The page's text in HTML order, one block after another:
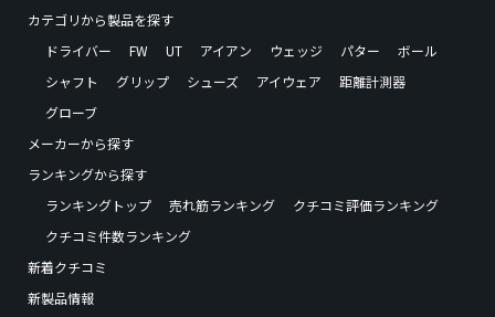
カテゴリから製品を探す
ドライバー
FW UT アイアン ウェッジ パター
ボール
シャフト
グリップ シューズ アイウェア
距離計測器
グローブ
メーカーから探す
ランキングから探す
ランキングトップ
売れ筋ランキング
クチコミ評価ランキング
クチコミ件数ランキング
新着クチコミ
新製品情報